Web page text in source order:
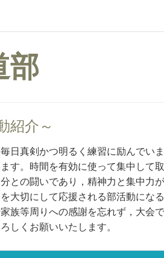
部
紹介～
日真剣かつ明るく練習に励んでい
す。時間を有効に使って集中して
との闘いであり，精神力と集中力
大切にして応援される部活動にな
族等周りへの感謝を忘れず，大会
しくお願いいたします。